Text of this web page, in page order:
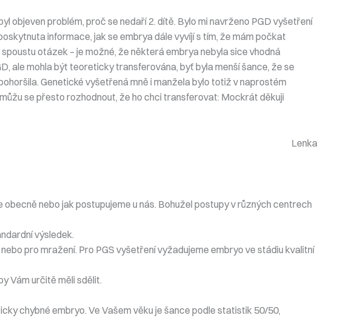
objeven problém, proč se nedaří 2. dítě. Bylo mi navrženo PGD vyšetření
informace, jak se embrya dále vyvíjí s tím, že mám počkat
otázek – je možné, že některá embrya nebyla sice vhodná
ale mohla být teoreticky transferována, byť byla menší šance, že se
Genetické vyšetřená mně i manžela bylo totiž v naprostém
se přesto rozhodnout, že ho chci transferovat: Mockrát děkuji
Lenka
nebo jak postupujeme u nás. Bohužel postupy v různých centrech
výsledek.
pro mražení. Pro PGS vyšetření vyžadujeme embryo ve stádiu kvalitní
Vám určitě měli sdělit.
chybné embryo. Ve Vašem věku je šance podle statistik 50/50,